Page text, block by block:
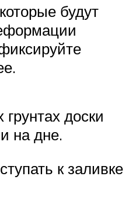
будут
доски
на дне.
к заливке